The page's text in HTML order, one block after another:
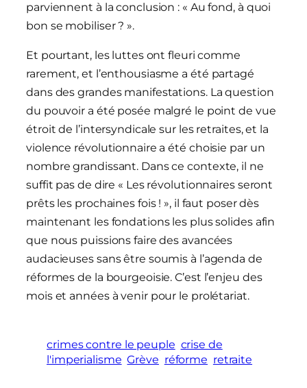
parviennent à la conclusion : « Au fond, à quoi
bon se mobiliser ? ».
Et pourtant, les luttes ont fleuri comme
rarement, et l’enthousiasme a été partagé
dans des grandes manifestations. La question
du pouvoir a été posée malgré le point de vue
étroit de l’intersyndicale sur les retraites, et la
violence révolutionnaire a été choisie par un
nombre grandissant. Dans ce contexte, il ne
suffit pas de dire « Les révolutionnaires seront
prêts les prochaines fois ! », il faut poser dès
maintenant les fondations les plus solides afin
que nous puissions faire des avancées
audacieuses sans être soumis à l’agenda de
réformes de la bourgeoisie. C’est l’enjeu des
mois et années à venir pour le prolétariat.
crimes contre le peuple crise de
l'imperialisme Grève réforme retraite